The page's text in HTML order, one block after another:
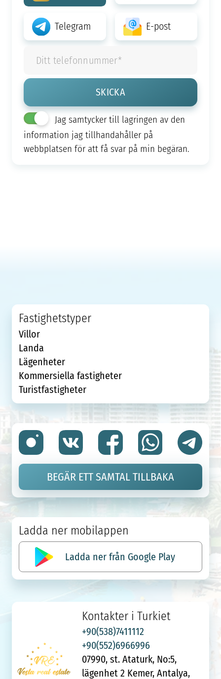
Telegram E-post
Jag samtycker till lagringen av den
information jag tillhandahåller på
webbplatsen för att få svar på min begäran.
Kontakter i Turkiet
+90(538)7411112
+90(552)6966996
07990, st. Ataturk, No:5,
lägenhet 2 Kemer, Antalya,
Ladda ner mobilappen
Ladda ner från Google Play
Fastighetstyper
Villor
Landa
Lägenheter
Kommersiella fastigheter
Turistfastigheter
BEGÄR ETT SAMTAL TILLBAKA